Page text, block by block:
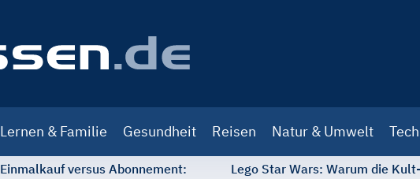
Lernen & Familie Gesundheit Reisen Natur & Umwelt
Einmalkauf versus Abonnement:
Lego Star Wars: Warum die Kult-